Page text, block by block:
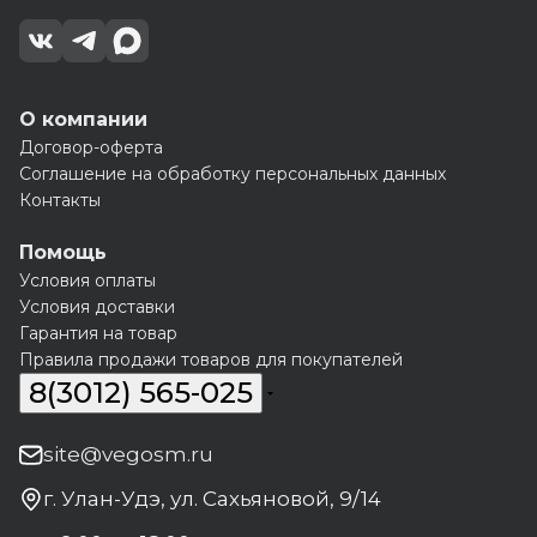
О компании
Договор-оферта
Соглашение на обработку персональных данных
Контакты
Помощь
Условия оплаты
Условия доставки
Гарантия на товар
Правила продажи товаров для покупателей
8(3012) 565-025
site@vegosm.ru
г. Улан-Удэ, ул. Сахьяновой, 9/14